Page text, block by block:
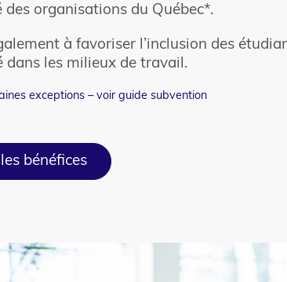
des organisations du Québec*.
à favoriser l’inclusion des
dans les milieux de travail.
exceptions – voir guide subvention
bénéfices